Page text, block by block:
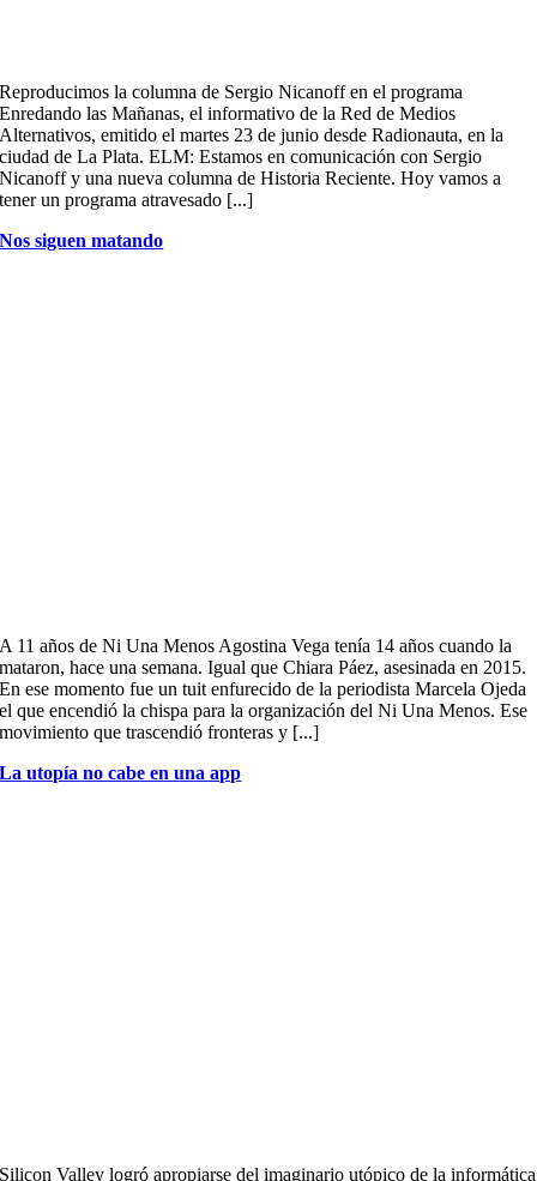
Reproducimos la columna de Sergio Nicanoff en el programa
Enredando las Mañanas, el informativo de la Red de Medios
Alternativos, emitido el martes 23 de junio desde Radionauta, en la
ciudad de La Plata. ELM: Estamos en comunicación con Sergio
Nicanoff y una nueva columna de Historia Reciente. Hoy vamos a
tener un programa atravesado [...]
Nos siguen matando
A 11 años de Ni Una Menos Agostina Vega tenía 14 años cuando la
mataron, hace una semana. Igual que Chiara Páez, asesinada en 2015.
En ese momento fue un tuit enfurecido de la periodista Marcela Ojeda
el que encendió la chispa para la organización del Ni Una Menos. Ese
movimiento que trascendió fronteras y [...]
La utopía no cabe en una app
Silicon Valley logró apropiarse del imaginario utópico de la informática